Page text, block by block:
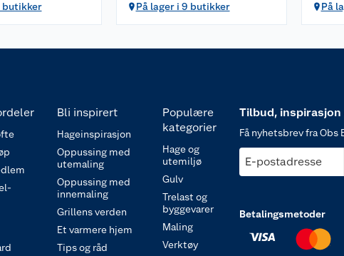
butikker
På lager i 9 butikker
På
Bli inspirert
Hageinspirasjon
Oppussing med
utemaling
Oppussing med
innemaling
Grillens verden
Et varmere hjem
Tips og råd
Populære
kategorier
Hage og
utemiljø
Gulv
Trelast og
byggevarer
Maling
Verktøy
Tilbud,
Få nyhetsbrev fra Obs
E-postadresse
Betalingsmetoder